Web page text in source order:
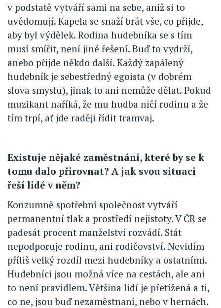
v podstatě vytváří sami na sebe, aniž si to
uvědomují. Kapela se snaží brát vše, co přijde,
aby byl výdělek. Rodina hudebníka se s tím
musí smířit, není jiné řešení. Buď to vydrží,
anebo přijde někdo další. Každý zapálený
hudebník je sebestředný egoista (v dobrém
slova smyslu), jinak to ani nemůže dělat. Pokud
muzikant naříká, že mu hudba ničí rodinu a že
tím trpí, ať jde raději řídit tramvaj.
Existuje nějaké zaměstnání, které by se k
tomu dalo přirovnat? A jak svou situaci
řeší lidé v něm?
Konzumně spotřební společnost vytváří
permanentní tlak a prostředí nejistoty. V ČR se
padesát procent manželství rozvádí. Stát
nepodporuje rodinu, ani rodičovství. Nevidím
příliš velký rozdíl mezi hudebníky a ostatními.
Hudebníci jsou možná více na cestách, ale ani
to není pravidlem. Většina lidí je přetížená a ti,
co ne, jsou buď nezaměstnaní, nebo v hernách.